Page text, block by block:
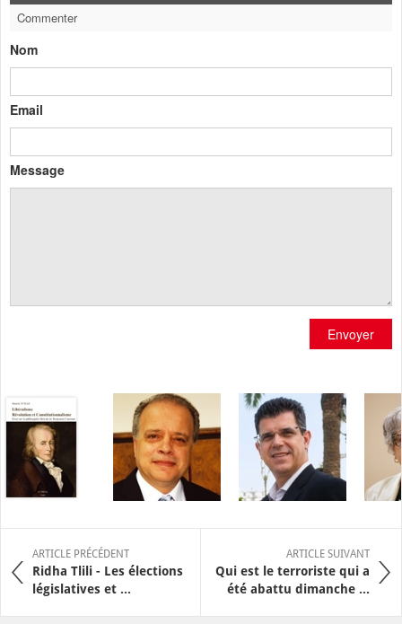
Commenter
Nom
Email
Message
Envoyer
ARTICLE PRÉCÉDENT
Ridha Tlili - Les élections
législatives et ...
ARTICLE SUIVANT
Qui est le terroriste qui a
été abattu dimanche ...